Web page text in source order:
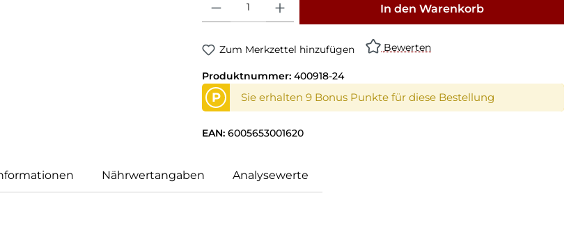
In den Warenkorb
Zum Merkzettel hinzufügen Bewerten
Produktnummer: 400918-24
P Sie erhalten 9 Bonus Punkte für diese Bestellung
EAN: 6005653001620
Nährwertangaben Analysewerte